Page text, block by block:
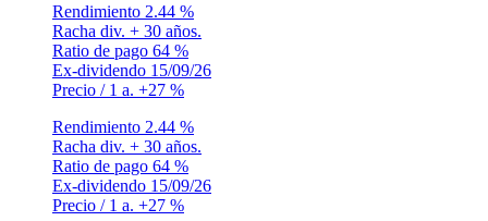
Rendimiento 2.44 %
Racha div. + 30 años.
Ratio de pago 64 %
Ex-dividendo 15/09/26
Precio / 1 a. +27 %
Rendimiento 2.44 %
Racha div. + 30 años.
Ratio de pago 64 %
Ex-dividendo 15/09/26
Precio / 1 a. +27 %